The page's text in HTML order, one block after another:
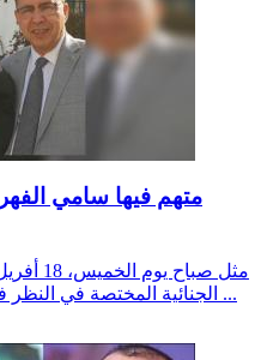
متهم فيها سامي
الجنائية المختصة في النظر في قضايا الفساد المالي بالقطب ال ...